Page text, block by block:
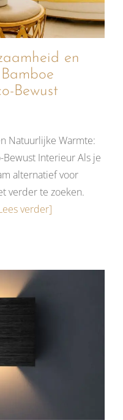
en
Bewust
Natuurlijke Warmte:
Interieur Als je
alternatief voor
verder te zoeken.
verder]